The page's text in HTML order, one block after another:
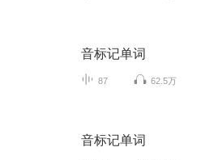
音标记单词
87 62.5万
音标记单词